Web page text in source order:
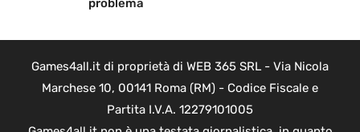
problema
Games4all.it di proprietà di WEB 365 SRL - Via Nicola
Marchese 10, 00141 Roma (RM) - Codice Fiscale e
Partita I.V.A. 12279101005